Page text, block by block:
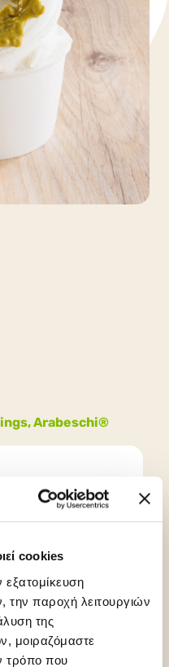
cookies
εξατομίκευση
την παροχή λειτουργιών
της
μοιραζόμαστε
τρόπο που
Arabeschi®
x 2.5kg (5kg)